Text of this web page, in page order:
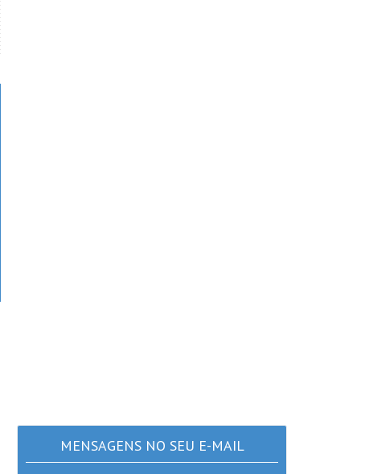
MENSAGENS NO SEU E-MAIL